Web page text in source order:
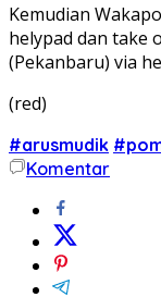
Kemudian
helypad dan take
(Pekanbaru) via
(red)
#arusmudik
Komentar